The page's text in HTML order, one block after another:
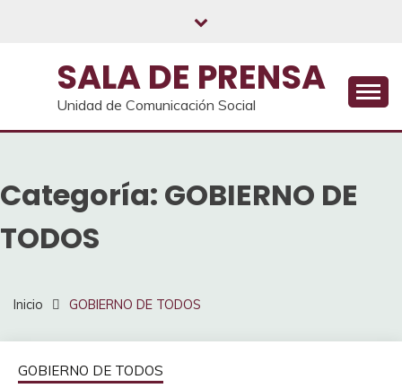
SALA DE PRENSA
Unidad de Comunicación Social
Categoría: GOBIERNO DE
TODOS
Inicio GOBIERNO DE TODOS
GOBIERNO DE TODOS